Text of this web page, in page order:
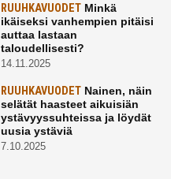
RUUHKAVUODETMinkä
ikäiseksi vanhempien pitäisi
auttaa lastaan
taloudellisesti?
14.11.2025
RUUHKAVUODETNainen, näin
selätät haasteet aikuisiän
ystävyyssuhteissa ja löydät
uusia ystäviä
7.10.2025